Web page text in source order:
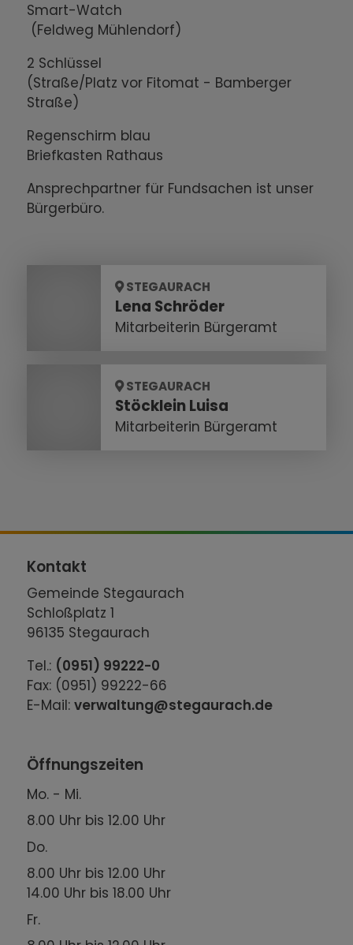
Smart-Watch
(Feldweg Mühlendorf)
2 Schlüssel
(Straße/Platz vor Fitomat - Bamberger
Straße)
Regenschirm blau
Briefkasten Rathaus
Ansprechpartner für Fundsachen ist unser
Bürgerbüro.
STEGAURACH
Lena Schröder
Mitarbeiterin Bürgeramt
STEGAURACH
Stöcklein Luisa
Mitarbeiterin Bürgeramt
Kontakt
Gemeinde Stegaurach
Schloßplatz 1
96135 Stegaurach
Tel.: (0951) 99222-0
Fax: (0951) 99222-66
E-Mail:verwaltung@stegaurach.de
Öffnungszeiten
Mo. - Mi.
8.00 Uhr bis 12.00 Uhr
Do.
8.00 Uhr bis 12.00 Uhr
14.00 Uhr bis 18.00 Uhr
Fr.